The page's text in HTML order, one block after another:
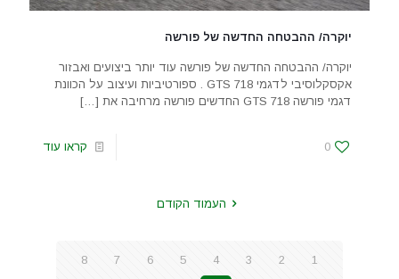
יוקרה/ ההבטחה החדשה של פורשה
יוקרה/ ההבטחה החדשה של פורשה עוד יותר ביצועים ואבזור
אקסקלוסיבי לדגמי 718 GTS . ספורטיביות ועיצוב על הכוונת
דגמי פורשה 718 GTS החדשים פורשה מרחיבה את
[…]
0 קראו עוד
העמוד הקודם
1
2
3
4
5
6
7
8